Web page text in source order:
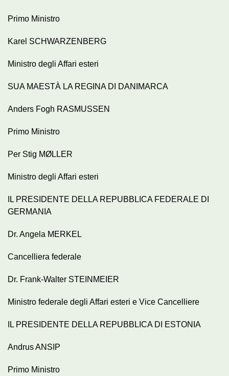
Primo Ministro
Karel SCHWARZENBERG
Ministro degli Affari esteri
SUA MAESTÀ LA REGINA DI DANIMARCA
Anders Fogh RASMUSSEN
Primo Ministro
Per Stig MØLLER
Ministro degli Affari esteri
IL PRESIDENTE DELLA REPUBBLICA FEDERALE DI
GERMANIA
Dr. Angela MERKEL
Cancelliera federale
Dr. Frank-Walter STEINMEIER
Ministro federale degli Affari esteri e Vice Cancelliere
IL PRESIDENTE DELLA REPUBBLICA DI ESTONIA
Andrus ANSIP
Primo Ministro